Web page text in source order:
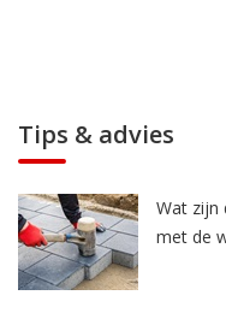
Tips & advies
Wat zijn
met de